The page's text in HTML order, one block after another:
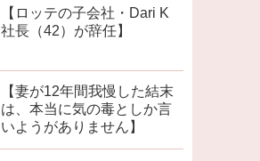
【ロッテの子会社・Dari K
社長（42）が辞任】
【妻が12年間我慢した結末
は、本当に気の毒としか言
いようがありません】